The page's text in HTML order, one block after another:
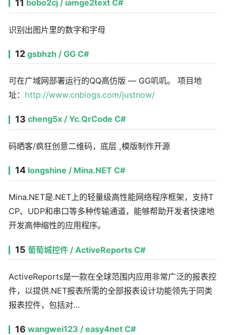
11 bobo2cj / iamge2text C#
识别出图片里的数字和字母
12gsbhzh / GG C#
可在广域网部署运行的QQ高仿版 — GG叽叽。 项目地
址： http://www.cnblogs.com/justnow/
13cheng5x / Yc.QrCode C#
码晒客/疯狂创意二维码，底层 ,模版制作开源
14 longshine / Mina.NET C#
Mina.NET是.NET上的轻量级高性能网络程序框架，支持T
CP、UDP和串口等多种传输通道，能够帮助开发者快速地
开发高伸缩性的应用程序。
15葡萄城控件 / ActiveReports C#
ActiveReports是一款在全球范围内应用非常广泛的报表控
件，以提供.NET报表所需的全部报表设计功能领先于同类
报表控件，包括对…
16wangwei123 / easy4net C#